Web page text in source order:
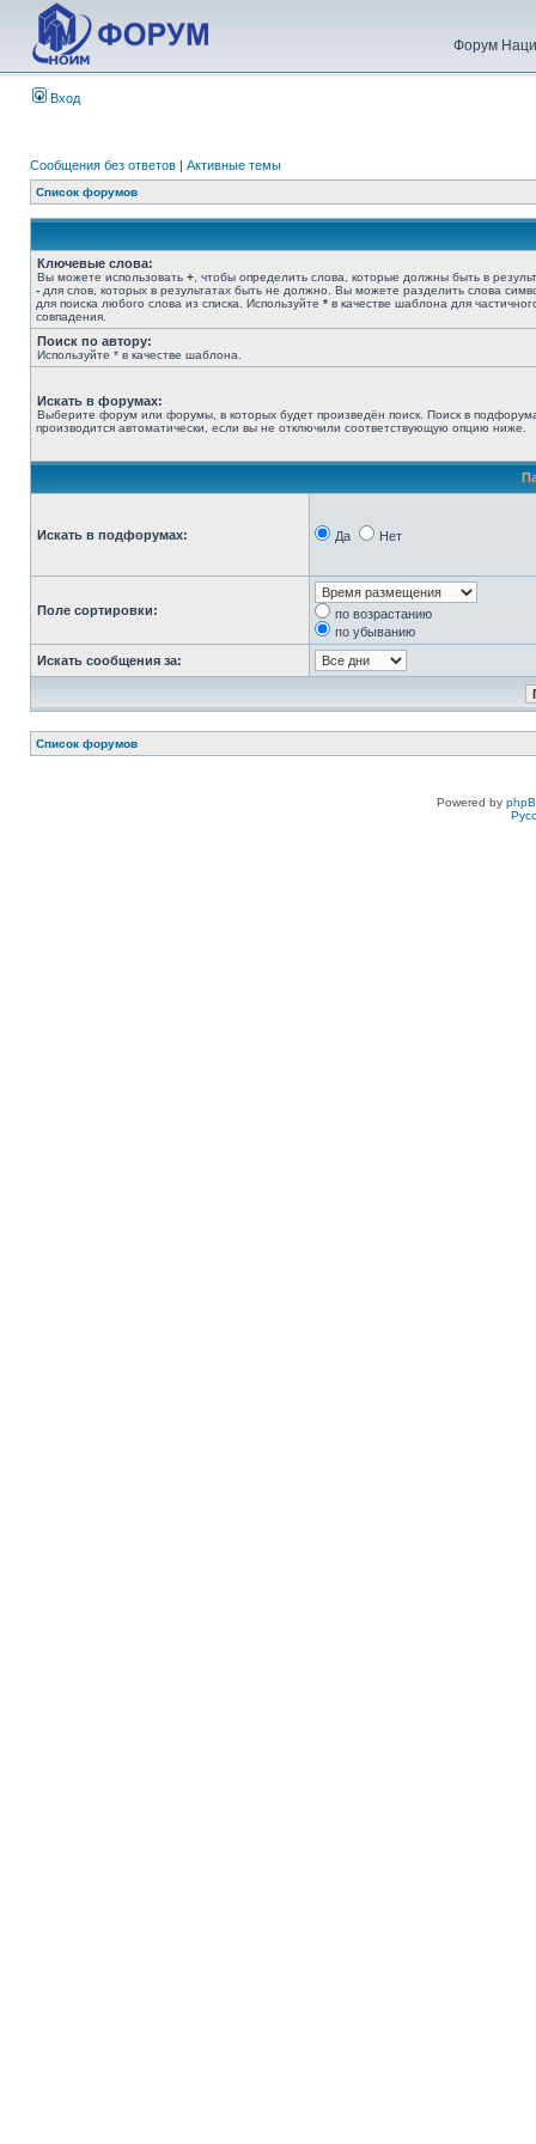
Форум
Вход
Сообщения без ответов | Активные темы
Список форумов
Ключевые слова:
Вы можете использовать + , чтобы определить слова, которые должны быть в
- для слов, которых в результатах быть не должно. Вы можете разделить слова
для поиска любого слова из списка. Используйте * в качестве шаблона для
совпадения.
Поиск по автору:
Используйте * в качестве шаблона.
Искать в форумах:
Выберите форум или форумы, в которых будет произведён поиск. Поиск в
производится автоматически, если вы не отключили соответствующую опцию ниже.
Искать в подфорумах: Да Нет
Поле сортировки:
по возрастанию
по убыванию
Искать сообщения за:
Список форумов
Powered by